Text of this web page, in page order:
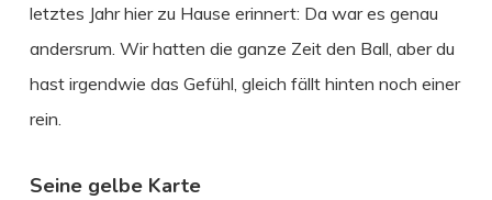
letztes Jahr hier zu Hause erinnert: Da war es genau
andersrum. Wir hatten die ganze Zeit den Ball, aber du
hast irgendwie das Gefühl, gleich fällt hinten noch einer
rein.
Seine gelbe Karte